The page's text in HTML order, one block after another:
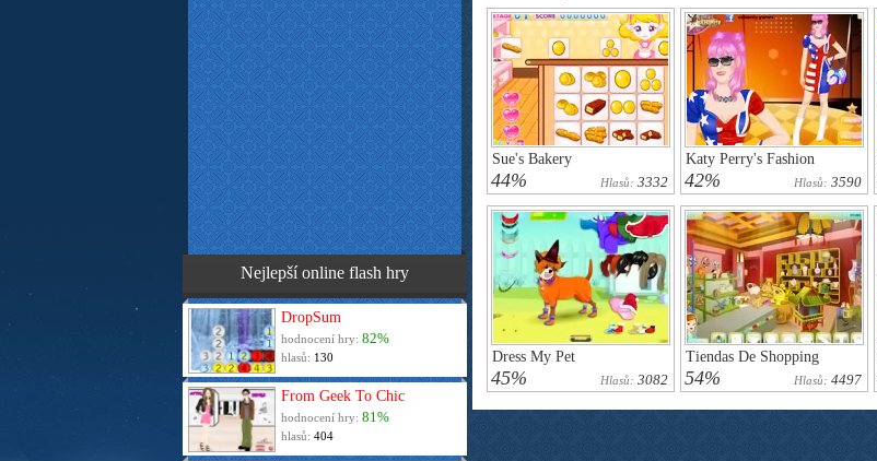
Nejlepší online flash hry
DropSum
hodnocení hry: 82%
hlasů: 130
From Geek To Chic
hodnocení hry: 81%
hlasů: 404
Sue's Bakery
44% Hlasů: 3332
Katy Perry's Fashion
42% Hlasů: 3590
Dress My Pet
45% Hlasů: 3082
Tiendas De Shopping
54% Hlasů: 4497